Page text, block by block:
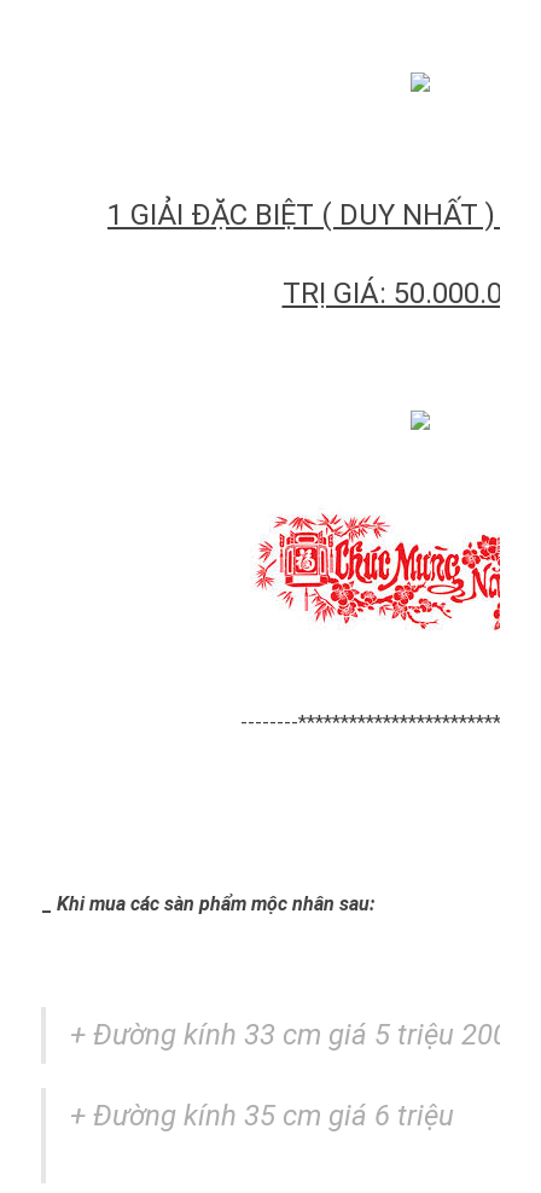
1 GIẢI ĐẶC BIỆT ( DUY NHẤT )
TRỊ GIÁ:
--------
Khi mua các sàn phẩm mộc nhân sau:
+ Đường kính 33 cm giá 5 triệu 200k
+ Đường kính 35 cm giá 6 triệu